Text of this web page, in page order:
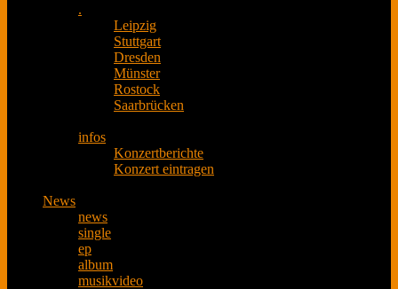
.
Leipzig
Stuttgart
Dresden
Münster
Rostock
Saarbrücken
infos
Konzertberichte
Konzert eintragen
News
news
single
ep
album
musikvideo